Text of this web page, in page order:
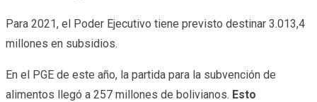
Para 2021, el Poder Ejecutivo tiene previsto destinar 3.013,4
millones en subsidios.
En el PGE de este año, la partida para la subvención de
alimentos llegó a 257 millones de bolivianos. Esto